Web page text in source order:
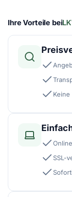
Ihre Vorteile bei
SSL-